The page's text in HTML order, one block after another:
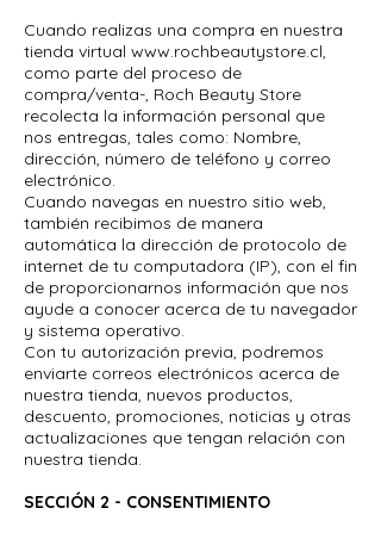
Cuando realizas una compra en nuestra
tienda virtual www.rochbeautystore.cl,
como parte del proceso de
compra/venta-, Roch Beauty Store
recolecta la información personal que
nos entregas, tales como: Nombre,
dirección, número de teléfono y correo
electrónico.
Cuando navegas en nuestro sitio web,
también recibimos de manera
automática la dirección de protocolo de
internet de tu computadora (IP), con el fin
de proporcionarnos información que nos
ayude a conocer acerca de tu navegador
y sistema operativo.
Con tu autorización previa, podremos
enviarte correos electrónicos acerca de
nuestra tienda, nuevos productos,
descuento, promociones, noticias y otras
actualizaciones que tengan relación con
nuestra tienda.
SECCIÓN 2 - CONSENTIMIENTO